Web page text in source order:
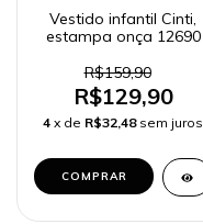
Vestido infantil Cinti,
estampa onça 12690
R$159,90
R$129,90
4 x de R$32,48 sem juros
COMPRAR